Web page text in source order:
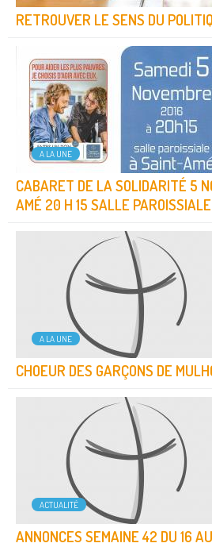
RETROUVER LE SENS DU
A LA UNE
CABARET DE LA SOLIDARITÉ 5
AMÉ 20 H 15 SALLE PAROISSIALE
A LA UNE
CHOEUR DES GARÇONS DE
ACTUALITÉ
ANNONCES SEMAINE 42 DU 16